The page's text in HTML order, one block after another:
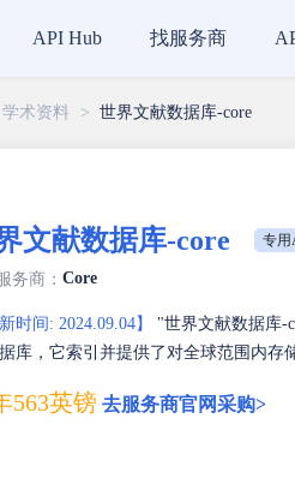
API Hub 找服务商
学术资料 > 世界文献数据库-core
文献数据库-core 专用
务商： Core
新时间: 2024.09.04】
"世界文献数据库-
库，它索引并提供了对全球范围内存
563英镑 去服务商官网采购>